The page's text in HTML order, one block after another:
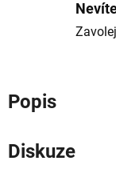
Popis
Diskuze